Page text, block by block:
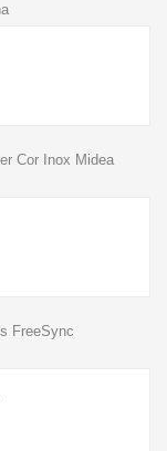
Cor Inox Midea
FreeSync